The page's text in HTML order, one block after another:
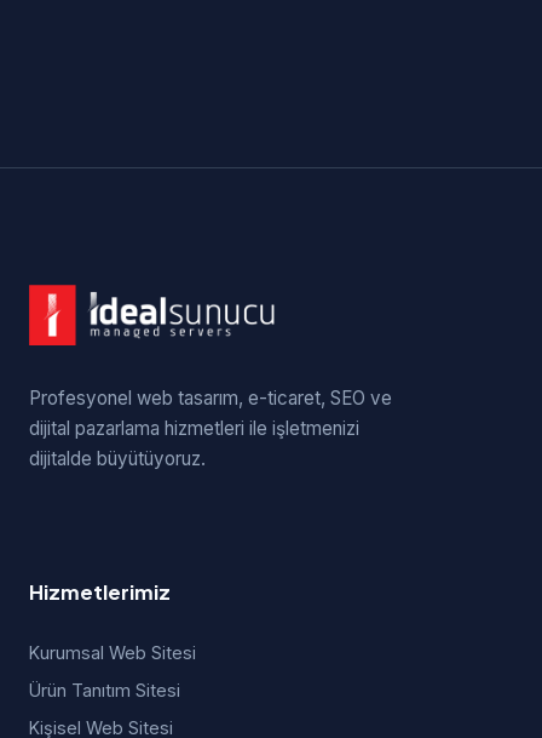
Profesyonel web tasarım, e-ticaret, SEO ve
dijital pazarlama hizmetleri ile işletmenizi
dijitalde büyütüyoruz.
Hizmetlerimiz
Kurumsal Web Sitesi
Ürün Tanıtım Sitesi
Kişisel Web Sitesi